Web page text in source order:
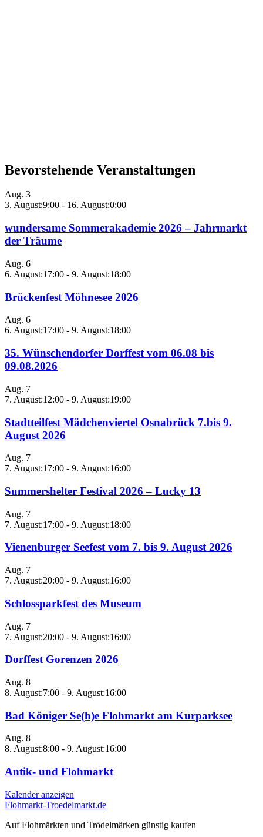
Bevorstehende Veranstaltungen
Aug. 3
3. August:9:00 - 16. August:0:00
wundersame Sommerakademie 2026 – Jahrmarkt
der Träume
Aug. 6
6. August:17:00 - 9. August:18:00
Brückenfest Möhnesee 2026
Aug. 6
6. August:17:00 - 9. August:18:00
35. Wünschendorfer Dorffest vom 06.08 bis
09.08.2026
Aug. 7
7. August:12:00 - 9. August:19:00
Stadtteilfest Mädchenviertel Osnabrück 7.bis 9.
August 2026
Aug. 7
7. August:17:00 - 9. August:16:00
Summershelter Festival 2026 – Lucky 13
Aug. 7
7. August:17:00 - 9. August:18:00
Vienenburger Seefest vom 7. bis 9. August 2026
Aug. 7
7. August:20:00 - 9. August:16:00
Schlossparkfest des Museum
Aug. 7
7. August:20:00 - 9. August:16:00
Dorffest Gorenzen 2026
Aug. 8
8. August:7:00 - 9. August:16:00
Bad Königer Se(h)e Flohmarkt am Kurparksee
Aug. 8
8. August:8:00 - 9. August:16:00
Antik- und Flohmarkt
Kalender anzeigen
Flohmarkt-Troedelmarkt.de
Auf Flohmärkten und Trödelmärken günstig kaufen